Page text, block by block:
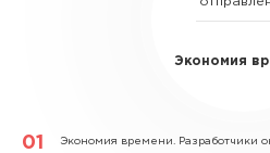
Экономия
Экономия времени. Разработчики